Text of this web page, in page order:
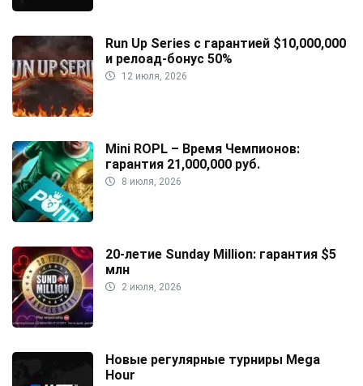
Run Up Series с гарантией $10,000,000
и релоад-бонус 50%
12 июля, 2026
Mini ROPL – Время Чемпионов:
гарантия 21,000,000 руб.
8 июля, 2026
20-летие Sunday Million: гарантия $5
млн
2 июля, 2026
Новые регулярные турниры Mega
Hour